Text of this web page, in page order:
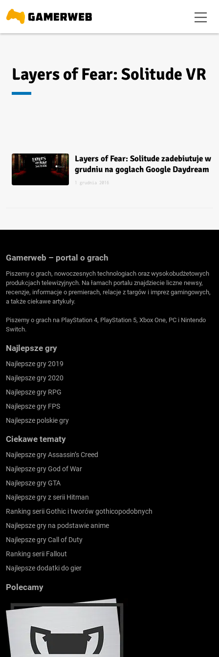
Layers of Fear: Solitude VR
Layers of Fear: Solitude zadebiutuje w
grudniu na goglach Google Daydream
1 grudnia 2016
Gamerweb – portal o grach
Piszemy o grach, nowoczesnych technologiach oraz wysokobudżetowych
produkcjach telewizyjnych. Na łamach portalu znajdziecie liczne newsy,
recenzje, informacje o premierach, relacje z targów i imprez gamingowych,
a także ciekawe artykuły.
Piszemy o grach na PlayStation 4, PlayStation 5, Xbox One, PC i Nintendo
Switch.
Najlepsze gry
Najlepsze gry 2019
Najlepsze gry 2020
Najlepsze gry RPG
Najlepsze gry FPS
Najlepsze polskie gry
Ciekawe tematy
Najlepsze gry Assassin’s Creed
Najlepsze gry God of War
Najlepsze gry GTA
Najlepsze gry z serii Hitman
Ranking serii Gothic i tworów gothicopodobnych
Najlepsze gry na podstawie anime
Najlepsze gry Call of Duty
Ranking serii Fallout
Najlepsze dodatki do gier
Polecamy